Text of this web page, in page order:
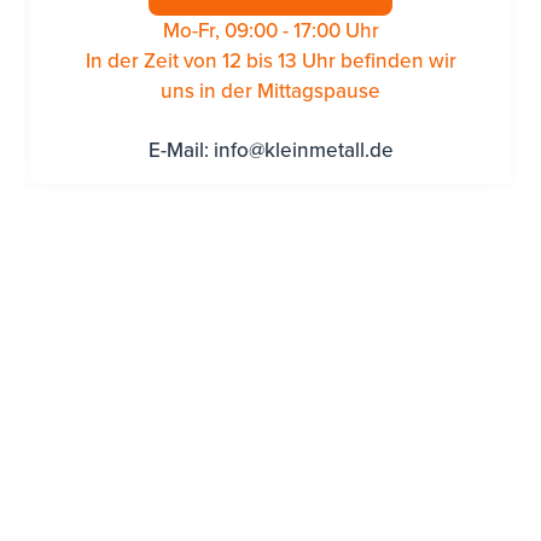
Mo-Fr, 09:00 - 17:00 Uhr
In der Zeit von 12 bis 13 Uhr befinden wir
uns in der Mittagspause
E-Mail: info@kleinmetall.de